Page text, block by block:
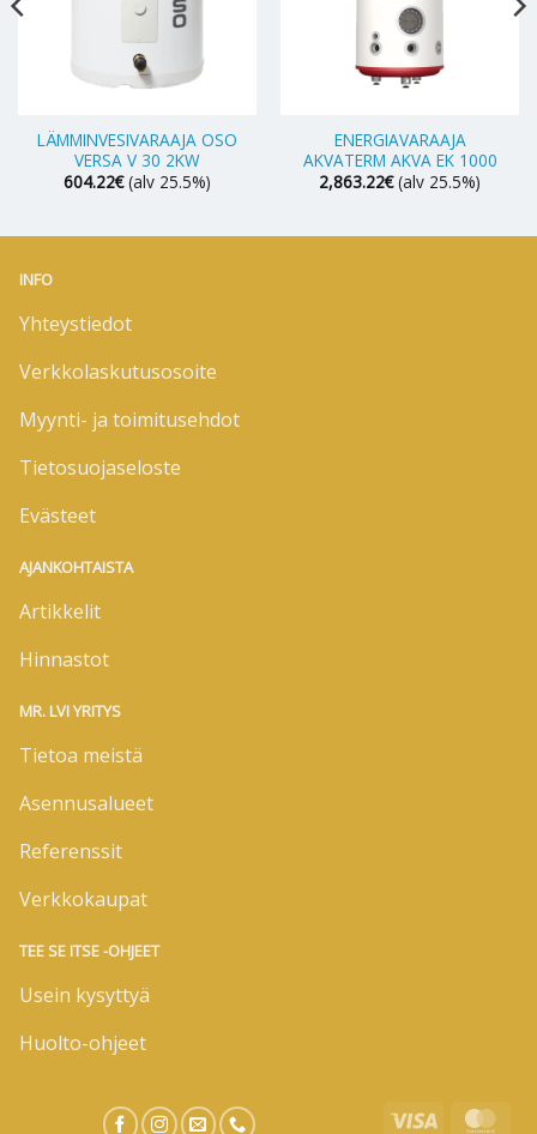
LÄMMINVESIVARAAJA OSO
VERSA V 30 2KW
604.22€ (alv 25.5%)
ENERGIAVARAAJA
AKVATERM AKVA EK 1000
2,863.22€ (alv 25.5%)
INFO
Yhteystiedot
Verkkolaskutusosoite
Myynti- ja toimitusehdot
Tietosuojaseloste
Evästeet
AJANKOHTAISTA
Artikkelit
Hinnastot
MR. LVI YRITYS
Tietoa meistä
Asennusalueet
Referenssit
Verkkokaupat
TEE SE ITSE -OHJEET
Usein kysyttyä
Huolto-ohjeet
Visa